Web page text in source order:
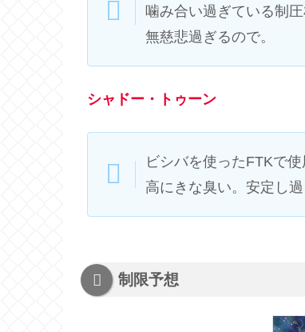
噛み合い過ぎている制
無慈悲過ぎるので。
シャドー・トゥーン
ビシバを使ったFTKで
高にきな臭い。安定し
制限予想